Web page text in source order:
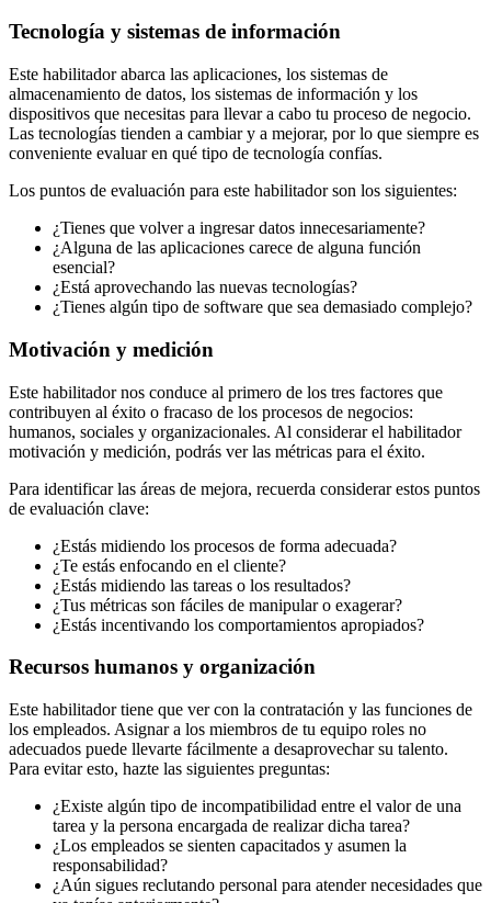
Tecnología y sistemas de información
Este habilitador abarca las aplicaciones, los sistemas de
almacenamiento de datos, los sistemas de información y los
dispositivos que necesitas para llevar a cabo tu proceso de negocio.
Las tecnologías tienden a cambiar y a mejorar, por lo que siempre es
conveniente evaluar en qué tipo de tecnología confías.
Los puntos de evaluación para este habilitador son los siguientes:
¿Tienes que volver a ingresar datos innecesariamente?
¿Alguna de las aplicaciones carece de alguna función
esencial?
¿Está aprovechando las nuevas tecnologías?
¿Tienes algún tipo de software que sea demasiado complejo?
Motivación y medición
Este habilitador nos conduce al primero de los tres factores que
contribuyen al éxito o fracaso de los procesos de negocios:
humanos, sociales y organizacionales. Al considerar el habilitador
motivación y medición, podrás ver las métricas para el éxito.
Para identificar las áreas de mejora, recuerda considerar estos puntos
de evaluación clave:
¿Estás midiendo los procesos de forma adecuada?
¿Te estás enfocando en el cliente?
¿Estás midiendo las tareas o los resultados?
¿Tus métricas son fáciles de manipular o exagerar?
¿Estás incentivando los comportamientos apropiados?
Recursos humanos y organización
Este habilitador tiene que ver con la contratación y las funciones de
los empleados. Asignar a los miembros de tu equipo roles no
adecuados puede llevarte fácilmente a desaprovechar su talento.
Para evitar esto, hazte las siguientes preguntas:
¿Existe algún tipo de incompatibilidad entre el valor de una
tarea y la persona encargada de realizar dicha tarea?
¿Los empleados se sienten capacitados y asumen la
responsabilidad?
¿Aún sigues reclutando personal para atender necesidades que